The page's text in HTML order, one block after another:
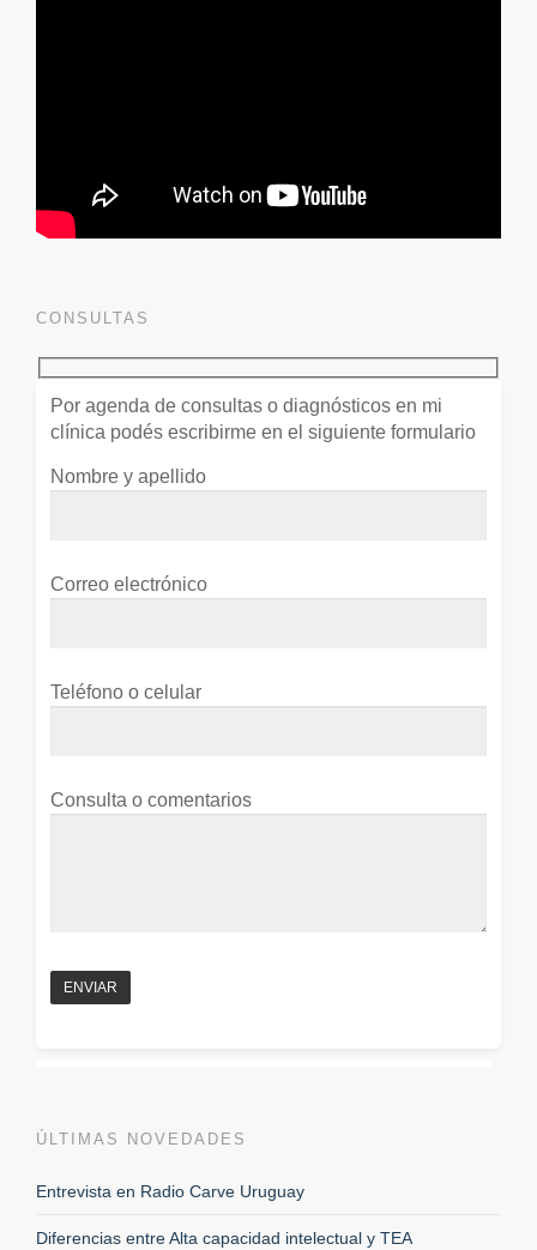
CONSULTAS
Por agenda de consultas o diagnósticos en mi
clínica podés escribirme en el siguiente formulario
Nombre y apellido
Correo electrónico
Teléfono o celular
Consulta o comentarios
ÚLTIMAS NOVEDADES
Entrevista en Radio Carve Uruguay
Diferencias entre Alta capacidad intelectual y TEA